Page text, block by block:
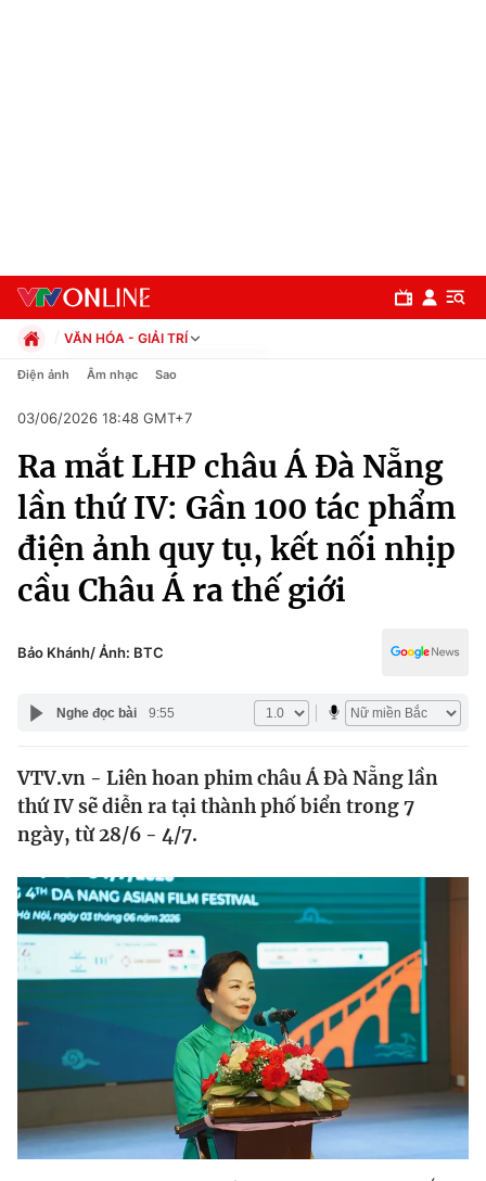
Chuyên mục
Chính trị
Xã hội
Tin tức
Thế giới đó đây
Câu chuyện quốc tế
Kinh tế
Tài chính
Thị trường
Góc doanh nghiệp
Truyền hình
Phim VTV
Hậu trường
Nhân vật
Giải sao mai
Âm nhạc
Sao
Đời sống
Làm đẹp
Giáo dục
VĂN HÓA - GIẢI TRÍ
Chính trị
Pháp luật
Kinh tế
Thể thao
Truyền hình
Văn hóa - Giải trí
Đời sống
Giáo dục
Điện ảnh Âm nhạc Sao
03/06/2026 18:48 GMT+7
Ra mắt LHP châu Á Đà Nẵng
lần thứ IV: Gần 100 tác phẩm
điện ảnh quy tụ, kết nối nhịp
cầu Châu Á ra thế giới
Bảo Khánh/ Ảnh: BTC
Nghe đọc bài 9:55
VTV.vn - Liên hoan phim châu Á Đà Nẵng lần
thứ IV sẽ diễn ra tại thành phố biển trong 7
ngày, từ 28/6 - 4/7.